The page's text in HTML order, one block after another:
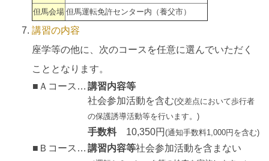
但馬会場 但馬運転免許センター内（養父市）
講習の内容
座学等の他に、次のコースを任意に選んでいただく
こととなります。
■Ａコース… 講習内容等
社会参加活動を含む(交差点において歩行者
の保護誘導活動等を行います。)
手数料10,350円(通知手数料1,000円を含む)
■Ｂコース… 講習内容等社会参加活動を含まない